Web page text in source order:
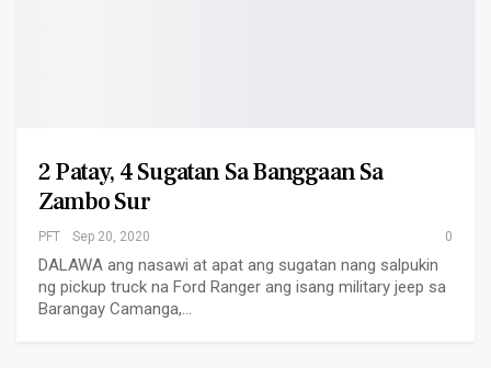
2 Patay, 4 Sugatan Sa Banggaan Sa
Zambo Sur
PFT Sep 20, 2020 0
DALAWA ang nasawi at apat ang sugatan nang salpukin
ng pickup truck na Ford Ranger ang isang military jeep sa
Barangay Camanga,…